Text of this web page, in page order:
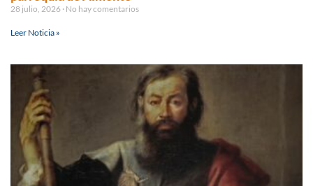
28 julio, 2026 No hay comentarios
Leer Noticia »